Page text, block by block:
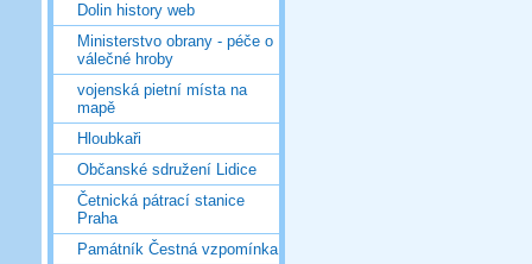
Dolin history web
Ministerstvo obrany - péče o
válečné hroby
vojenská pietní místa na
mapě
Hloubkaři
Občanské sdružení Lidice
Četnická pátrací stanice
Praha
Památník Čestná vzpomínka